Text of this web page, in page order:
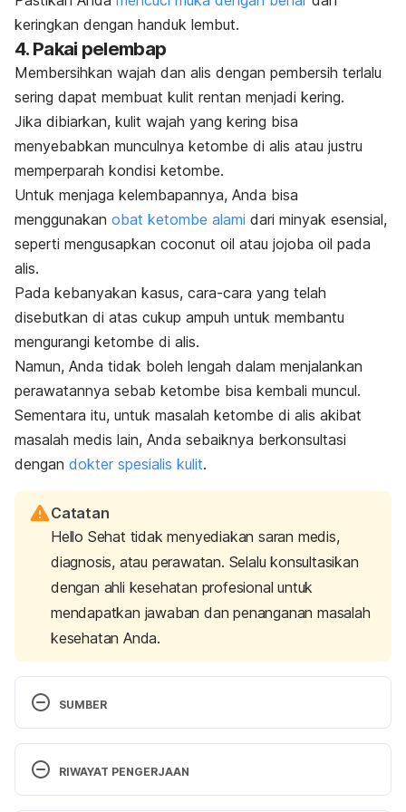
keringkan dengan handuk lembut.
4. Pakai pelembap
Membersihkan wajah dan alis dengan pembersih terlalu
sering dapat membuat kulit rentan menjadi kering.
Jika dibiarkan, kulit wajah yang kering bisa
menyebabkan munculnya ketombe di alis atau justru
memperparah kondisi ketombe.
Untuk menjaga kelembapannya, Anda bisa
menggunakan obat ketombe alami dari minyak esensial,
seperti mengusapkan coconut oil atau jojoba oil pada
alis.
Pada kebanyakan kasus, cara-cara yang telah
disebutkan di atas cukup ampuh untuk membantu
mengurangi ketombe di alis.
Namun, Anda tidak boleh lengah dalam menjalankan
perawatannya sebab ketombe bisa kembali muncul.
Sementara itu, untuk masalah ketombe di alis akibat
masalah medis lain, Anda sebaiknya berkonsultasi
dengan dokter spesialis kulit.
Catatan
Hello Sehat tidak menyediakan saran medis,
diagnosis, atau perawatan. Selalu konsultasikan
dengan ahli kesehatan profesional untuk
mendapatkan jawaban dan penanganan masalah
kesehatan Anda.
SUMBER
Dandruff. Retrieved 27 September 2022, from
https://www.nhs.uk/conditions/dandruff/
RIWAYAT PENGERJAAN